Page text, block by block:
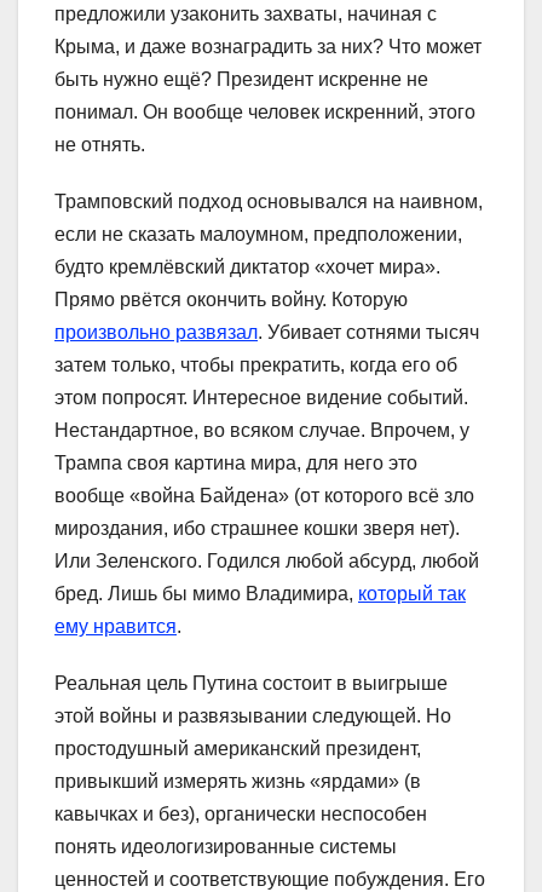
предложили узаконить захваты, начиная с
Крыма, и даже вознаградить за них? Что может
быть нужно ещё? Президент искренне не
понимал. Он вообще человек искренний, этого
не отнять.
Трамповский подход основывался на наивном,
если не сказать малоумном, предположении,
будто кремлёвский диктатор «хочет мира».
Прямо рвётся окончить войну. Которую
произвольно развязал. Убивает сотнями тысяч
затем только, чтобы прекратить, когда его об
этом попросят. Интересное видение событий.
Нестандартное, во всяком случае. Впрочем, у
Трампа своя картина мира, для него это
вообще «война Байдена» (от которого всё зло
мироздания, ибо страшнее кошки зверя нет).
Или Зеленского. Годился любой абсурд, любой
бред. Лишь бы мимо Владимира, который так
ему нравится.
Реальная цель Путина состоит в выигрыше
этой войны и развязывании следующей. Но
простодушный американский президент,
привыкший измерять жизнь «ярдами» (в
кавычках и без), органически неспособен
понять идеологизированные системы
ценностей и соответствующие побуждения. Его